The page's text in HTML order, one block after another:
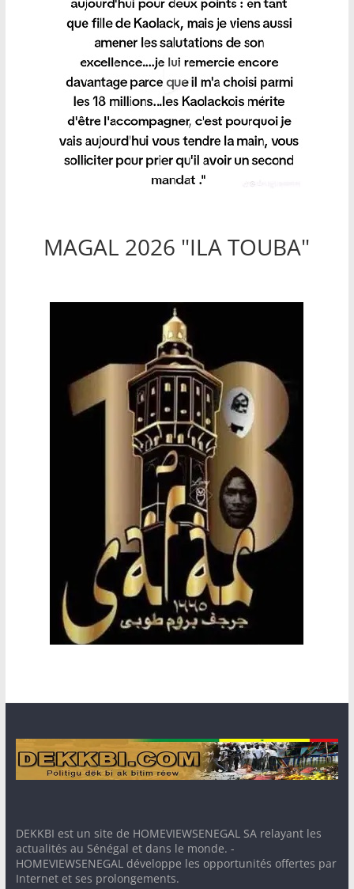
MAGAL 2026 "ILA TOUBA"
DEKKBI est un site de HOMEVIEWSENEGAL SA relayant les
actualités au Sénégal et dans le monde. -
HOMEVIEWSENEGAL développe les opportunités offertes par
Internet et ses prolongements.